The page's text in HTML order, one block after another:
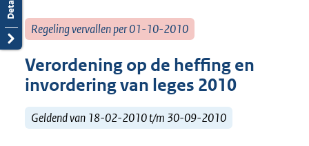
Regeling vervallen per 01-10-2010
Verordening op de heffing en
invordering van leges 2010
Geldend van 18-02-2010 t/m 30-09-2010